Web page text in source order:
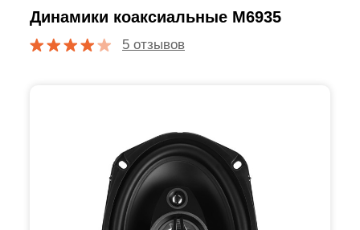
Динамики коаксиальные M6935
5 отзывов